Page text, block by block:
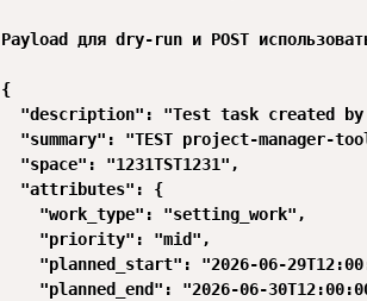
Payload для dry-run и POST
{
"description": "Test task created
"summary": "TEST project-manager-
  "space": "1231TST1231",
  "attributes": {
    "work_type": "setting_work",
    "priority": "mid",
"planned_start": "2026-06-
"planned_end": "2026-06-